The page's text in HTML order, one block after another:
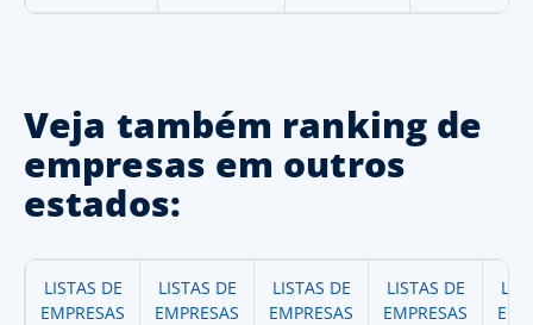
Veja também ranking de
empresas em outros
estados:
LISTAS DE
EMPRESAS
LISTAS DE
EMPRESAS
LISTAS DE
EMPRESAS
LISTAS DE
EMPRESAS